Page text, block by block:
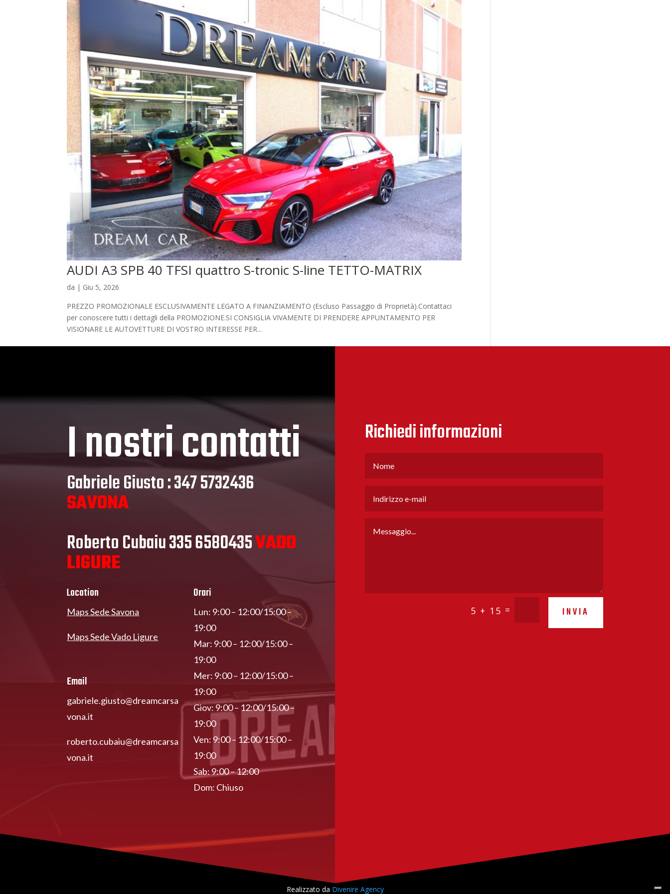
AUDI A3 SPB 40 TFSI quattro S-tronic S-line TETTO-MATRIX
da | Giu 5, 2026
PREZZO PROMOZIONALE ESCLUSIVAMENTE LEGATO A FINANZIAMENTO (Escluso Passaggio di Proprietà).Contattaci
per conoscere tutti i dettagli della PROMOZIONE.SI CONSIGLIA VIVAMENTE DI PRENDERE APPUNTAMENTO PER
VISIONARE LE AUTOVETTURE DI VOSTRO INTERESSE PER...
I nostri contatti
Gabriele Giusto : 347 5732436
SAVONA
Roberto Cubaiu 335 6580435VADO
LIGURE
Location
Maps Sede Savona
Maps Sede Vado Ligure
Email
gabriele.giusto@dreamcarsa
vona.it
roberto.cubaiu@dreamcarsa
vona.it
Orari
Lun: 9:00 – 12:00/15:00 –
19:00
Mar: 9:00 – 12:00/15:00 –
19:00
Mer: 9:00 – 12:00/15:00 –
19:00
Giov: 9:00 – 12:00/15:00 –
19:00
Ven: 9:00 – 12:00/15:00 –
19:00
Sab: 9:00 – 12:00
Dom: Chiuso
Richiedi informazioni
5 + 15 = INVIA
Realizzato da Divenire Agency